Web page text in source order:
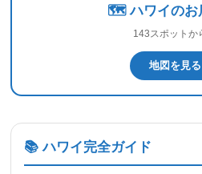
🗺️ ハワイのお
143スポットか
地図を見
📚 ハワイ完全ガイド